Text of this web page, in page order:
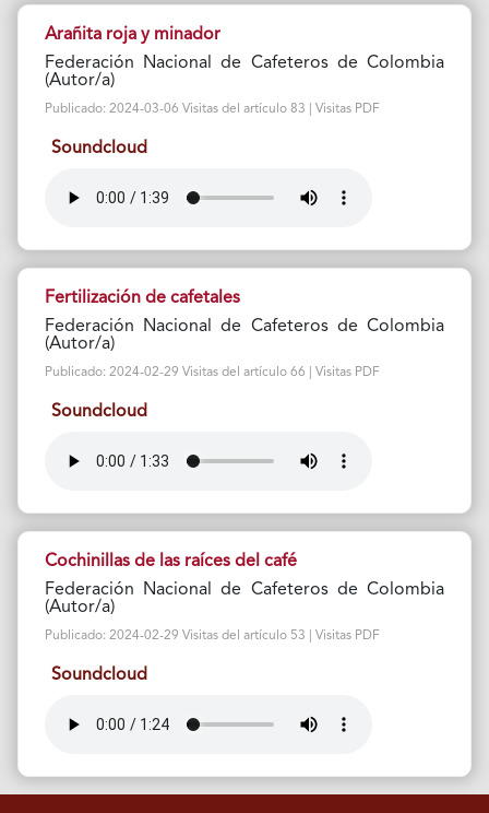
Arañita roja y minador
Federación Nacional de Cafeteros de Colombia
(Autor/a)
Publicado: 2024-03-06 Visitas del artículo 83 | Visitas PDF
Soundcloud
Fertilización de cafetales
Federación Nacional de Cafeteros de Colombia
(Autor/a)
Publicado: 2024-02-29 Visitas del artículo 66 | Visitas PDF
Soundcloud
Cochinillas de las raíces del café
Federación Nacional de Cafeteros de Colombia
(Autor/a)
Publicado: 2024-02-29 Visitas del artículo 53 | Visitas PDF
Soundcloud